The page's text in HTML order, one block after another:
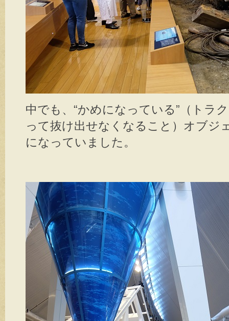
中でも、“かめになっている”（トラ
って抜け出せなくなること）オブジ
になっていました。